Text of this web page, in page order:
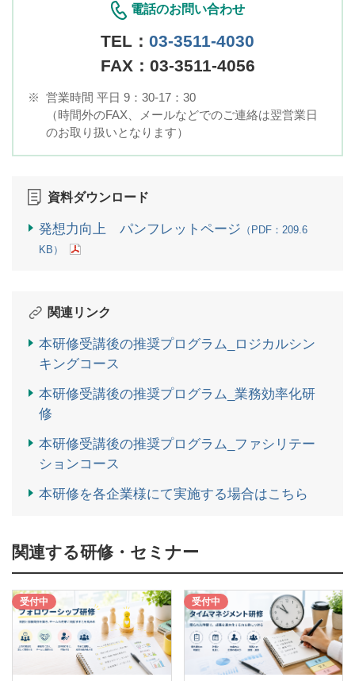
電話のお問い合わせ
TEL： 03-3511-4030
FAX：03-3511-4056
※ 営業時間 平日 9：30-17：30
（時間外のFAX、メールなどでのご連絡は翌営業日
のお取り扱いとなります）
資料ダウンロード
発想力向上 パンフレットページ （PDF：209.6
KB）
関連リンク
本研修受講後の推奨プログラム_ロジカルシン
キングコース
本研修受講後の推奨プログラム_業務効率化研
修
本研修受講後の推奨プログラム_ファシリテー
ションコース
本研修を各企業様にて実施する場合はこちら
関連する研修・セミナー
受付中 受付中